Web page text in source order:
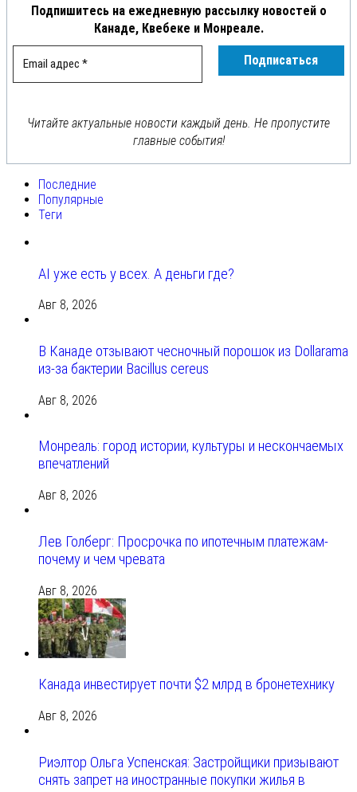
Подпишитесь на ежедневную рассылку новостей о
Канаде, Квебеке и Монреале.
Читайте актуальные новости каждый день. Не пропустите
главные события!
Последние
Популярные
Теги
AI уже есть у всех. А деньги где?
Авг 8, 2026
В Канаде отзывают чесночный порошок из Dollarama
из-за бактерии Bacillus cereus
Авг 8, 2026
Монреаль: город истории, культуры и нескончаемых
впечатлений
Авг 8, 2026
Лев Голберг: Просрочка по ипотечным платежам-
почему и чем чревата
Авг 8, 2026
Канада инвестирует почти $2 млрд в бронетехнику
Авг 8, 2026
Риэлтор Ольга Успенская: Застройщики призывают
снять запрет на иностранные покупки жилья в